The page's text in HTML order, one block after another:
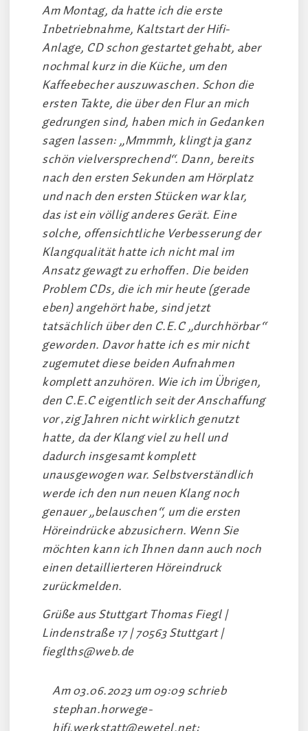
Am Montag, da hatte ich die erste
Inbetriebnahme, Kaltstart der Hifi-
Anlage, CD schon gestartet gehabt, aber
nochmal kurz in die Küche, um den
Kaffeebecher auszuwaschen. Schon die
ersten Takte, die über den Flur an mich
gedrungen sind, haben mich in Gedanken
sagen lassen: „Mmmmh, klingt ja ganz
schön vielversprechend“. Dann, bereits
nach den ersten Sekunden am Hörplatz
und nach den ersten Stücken war klar,
das ist ein völlig anderes Gerät. Eine
solche, offensichtliche Verbesserung der
Klangqualität hatte ich nicht mal im
Ansatz gewagt zu erhoffen. Die beiden
Problem CDs, die ich mir heute (gerade
eben) angehört habe, sind jetzt
tatsächlich über den C.E.C „durchhörbar“
geworden. Davor hatte ich es mir nicht
zugemutet diese beiden Aufnahmen
komplett anzuhören. Wie ich im Übrigen,
den C.E.C eigentlich seit der Anschaffung
vor ‚zig Jahren nicht wirklich genutzt
hatte, da der Klang viel zu hell und
dadurch insgesamt komplett
unausgewogen war. Selbstverständlich
werde ich den nun neuen Klang noch
genauer „belauschen“, um die ersten
Höreindrücke abzusichern. Wenn Sie
möchten kann ich Ihnen dann auch noch
einen detaillierteren Höreindruck
zurückmelden.
Grüße aus Stuttgart Thomas Fiegl |
Lindenstraße 17 | 70563 Stuttgart |
fieglths@web.de
Am 03.06.2023 um 09:09 schrieb
stephan.horwege-